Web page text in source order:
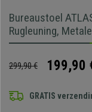
Bureaustoel
Rugleuning,
299,90 € 199,90
GRATIS